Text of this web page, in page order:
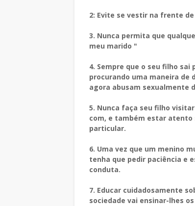
2: Evite se vestir na frente
3. Nunca permita que
meu marido "
4. Sempre que o seu filho
procurando uma maneira de
agora abusam sexualmente
5. Nunca faça seu filho
com, e também estar atento
particular.
6. Uma vez que um menino
tenha que pedir paciência e
conduta.
7. Educar cuidadosamente
sociedade vai ensinar-lhes